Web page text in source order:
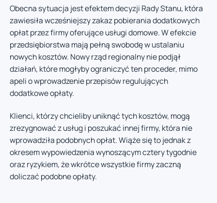
Obecna sytuacja jest efektem decyzji Rady Stanu, która
zawiesiła wcześniejszy zakaz pobierania dodatkowych
opłat przez firmy oferujące usługi domowe. W efekcie
przedsiębiorstwa mają pełną swobodę w ustalaniu
nowych kosztów. Nowy rząd regionalny nie podjął
działań, które mogłyby ograniczyć ten proceder, mimo
apeli o wprowadzenie przepisów regulujących
dodatkowe opłaty.
Klienci, którzy chcieliby uniknąć tych kosztów, mogą
zrezygnować z usług i poszukać innej firmy, która nie
wprowadziła podobnych opłat. Wiąże się to jednak z
okresem wypowiedzenia wynoszącym cztery tygodnie
oraz ryzykiem, że wkrótce wszystkie firmy zaczną
doliczać podobne opłaty.